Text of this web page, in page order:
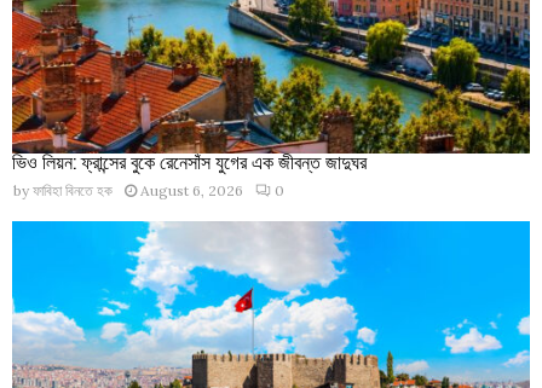
ভিও লিয়ন: ফ্রান্সের বুকে রেনেসাঁস যুগের এক জীবন্ত জাদুঘর
by ফাবিহা বিনতে হক August 6, 2026 0